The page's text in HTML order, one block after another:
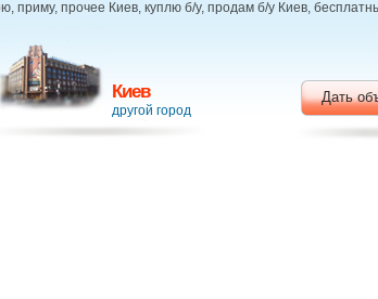
приму, прочее Киев, куплю б/у, продам б/у Киев,
Киев
другой город
Дать